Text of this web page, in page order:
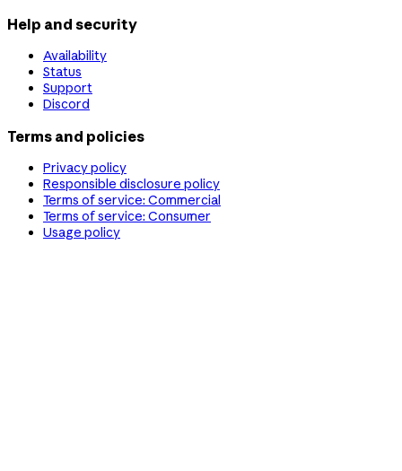
Help and security
Availability
Status
Support
Discord
Terms and policies
Privacy policy
Responsible disclosure policy
Terms of service: Commercial
Terms of service: Consumer
Usage policy